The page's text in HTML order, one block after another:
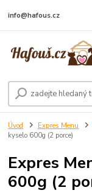
info@hafous.cz
Úvod Expres Menu
kyselo 600g (2 porce)
Expres
600g (2